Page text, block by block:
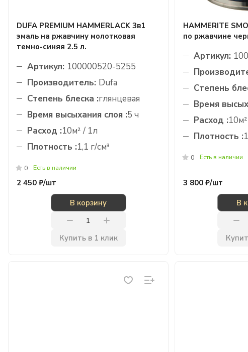
DUFA PREMIUM HAMMERLACK 3в1
эмаль на ржавчину молотковая
темно-синяя 2.5 л.
Артикул: 100000520-5255
Производитель: Dufa
Степень блеска :глянцевая
Время высыхания слоя :5 ч
Расход :10м² / 1л
Плотность :1,1 г/см³
0 Есть в наличии
2 450 ₽/шт
В корзину
Купить в 1 клик
HAMMERITE
по ржавчине
Артикул:
Степень
Время
Расход :
Плотность :
0 Есть в наличии
3 800 ₽/шт
В